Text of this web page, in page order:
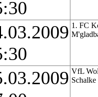
1. FC
VfL
Schalke